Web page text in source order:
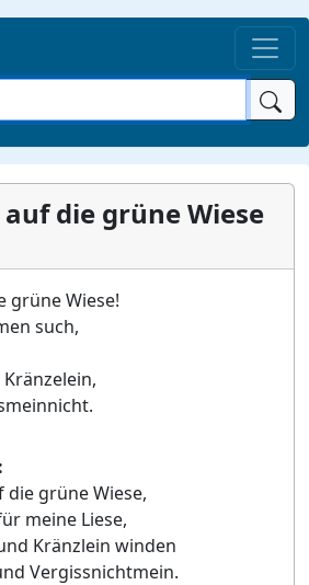
die grüne Wiese
grüne Wiese!
such,
grüne Wiese,
meine Liese,
Kränzlein winden
Vergissnichtmein.